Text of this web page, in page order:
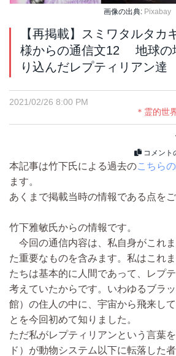
画像の出典: Pixabay
【再掲載】スミワタルタカ
様からの通信文12 地球の
り込んだレプティリアン達
2021/02/26 8:00 PM
＊霊的世
コメント
本記事は竹下氏による過去のこちら
ます。
あくまで掲載当時の情報である点をご
竹下雅敏氏からの情報です。
今回の通信内容は、私自身がこれ
た重要なものを含みます。私はこれ
たちは基本的に人間であって、レプ
考えていたからです。いわゆるブラ
館）の住人の中に、宇宙から飛来し
とを今回初めて知りました。
ただ私がレプティリアンという言葉
ド）が動物システム以下に転落した